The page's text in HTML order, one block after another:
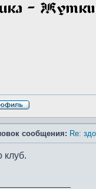
сообщения: Re:
клуб.